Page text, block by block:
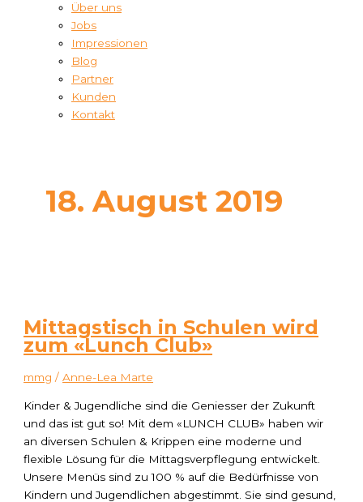
Über uns
Jobs
Impressionen
Blog
Partner
Kunden
Kontakt
18. August 2019
Mittagstisch in Schulen wird
zum «Lunch Club»
mmg /Anne-Lea Marte
Kinder & Jugendliche sind die Geniesser der Zukunft
und das ist gut so! Mit dem «LUNCH CLUB» haben wir
an diversen Schulen & Krippen eine moderne und
flexible Lösung für die Mittagsverpflegung entwickelt.
Unsere Menüs sind zu 100 % auf die Bedürfnisse von
Kindern und Jugendlichen abgestimmt. Sie sind gesund,